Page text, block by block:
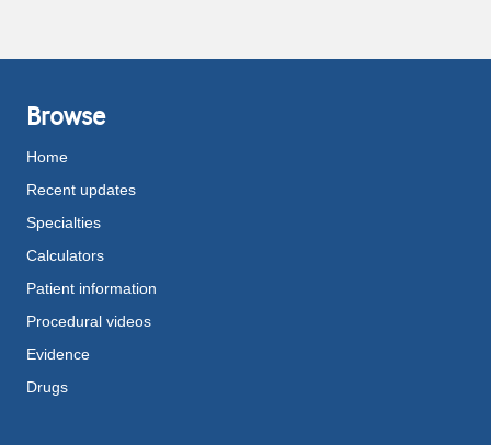
Browse
Home
Recent updates
Specialties
Calculators
Patient information
Procedural videos
Evidence
Drugs